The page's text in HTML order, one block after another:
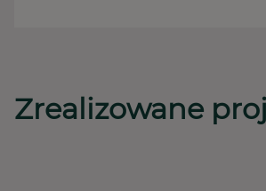
Zrealizowane